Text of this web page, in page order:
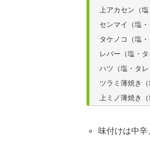
上アカセン（
センマイ（塩
タケノコ（塩
レバー（塩・
ハツ（塩・タ
ツラミ薄焼き
上ミノ薄焼き
味付けは中辛